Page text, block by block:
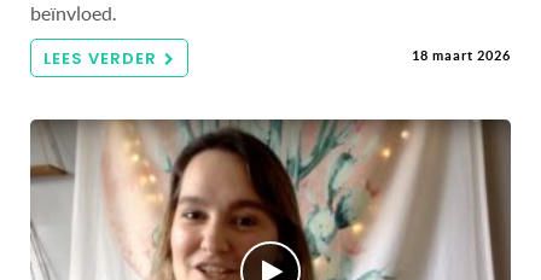
beïnvloed.
LEES VERDER 18 maart 2026